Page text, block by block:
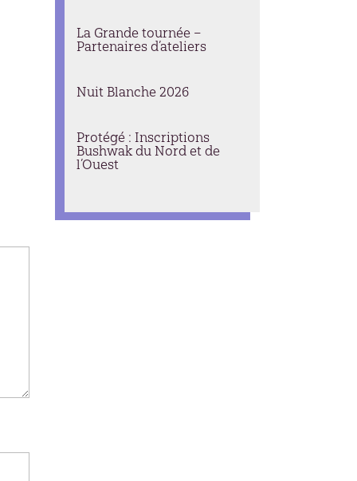
La Grande tournée –
Partenaires d’ateliers
Nuit Blanche 2026
Protégé : Inscriptions
Bushwak du Nord et de
l’Ouest